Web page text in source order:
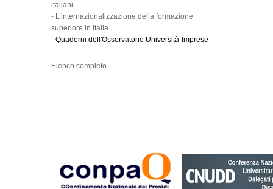
italiani
- L’internazionalizzazione della formazione
superiore in Italia.
- Quaderni dell'Osservatorio Università-Imprese
Elenco completo